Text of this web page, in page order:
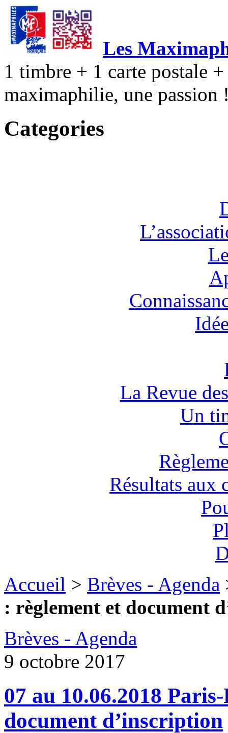
Les
1 timbre + 1 carte postale
maximaphilie, une passion
Categories
La Revue
Un
Résultats aux
Accueil > Brèves - Agenda
: règlement et document
Brèves - Agenda
9 octobre 2017
07 au 10.06.2018
document d’inscription